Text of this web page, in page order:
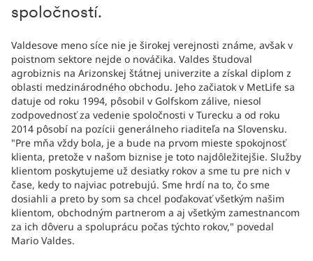
spoločností.
Valdesove meno síce nie je širokej verejnosti známe, avšak v
poistnom sektore nejde o nováčika. Valdes študoval
agrobiznis na Arizonskej štátnej univerzite a získal diplom z
oblasti medzinárodného obchodu. Jeho začiatok v MetLife sa
datuje od roku 1994, pôsobil v Golfskom zálive, niesol
zodpovednosť za vedenie spoločnosti v Turecku a od roku
2014 pôsobí na pozícii generálneho riaditeľa na Slovensku.
"Pre mňa vždy bola, je a bude na prvom mieste spokojnosť
klienta, pretože v našom biznise je toto najdôležitejšie. Služby
klientom poskytujeme už desiatky rokov a sme tu pre nich v
čase, kedy to najviac potrebujú. Sme hrdí na to, čo sme
dosiahli a preto by som sa chcel poďakovať všetkým našim
klientom, obchodným partnerom a aj všetkým zamestnancom
za ich dôveru a spoluprácu počas týchto rokov," povedal
Mario Valdes.